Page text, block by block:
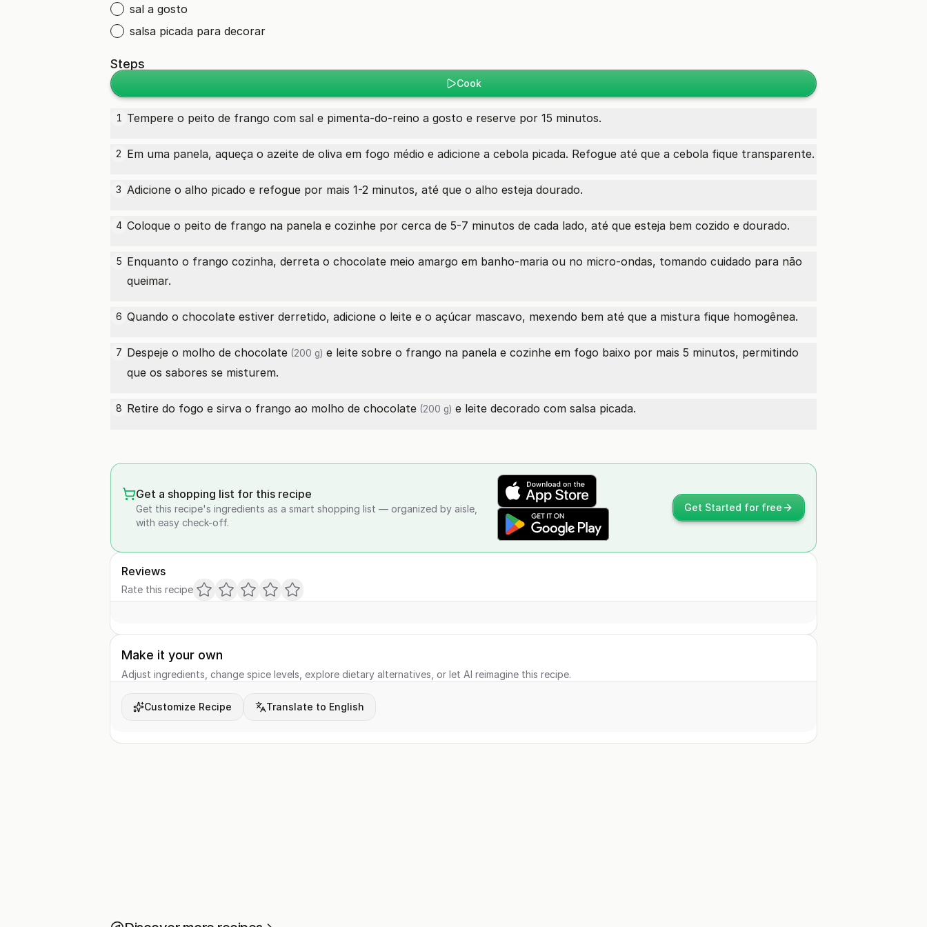
sal a gosto
salsa picada para decorar
Steps
Cook
1 Tempere o peito de frango com sal e pimenta-do-reino a gosto e reserve por 15 minutos.
2 Em uma panela, aqueça o azeite de oliva em fogo médio e adicione a cebola picada. Refogue até que a cebola fique transparente.
3 Adicione o alho picado e refogue por mais 1-2 minutos, até que o alho esteja dourado.
4 Coloque o peito de frango na panela e cozinhe por cerca de 5-7 minutos de cada lado, até que esteja bem cozido e dourado.
5 Enquanto o frango cozinha, derreta o chocolate meio amargo em banho-maria ou no micro-ondas, tomando cuidado para não
queimar.
6 Quando o chocolate estiver derretido, adicione o leite e o açúcar mascavo, mexendo bem até que a mistura fique homogênea.
7 Despeje o molho de chocolate (200 g) e leite sobre o frango na panela e cozinhe em fogo baixo por mais 5 minutos, permitindo
que os sabores se misturem.
8 Retire do fogo e sirva o frango ao molho de chocolate (200 g) e leite decorado com salsa picada.
Get a shopping list for this recipe
Get this recipe's ingredients as a smart shopping list — organized by aisle,
with easy check-off.
Get Started for free
Reviews
Rate this recipe
Make it your own
Adjust ingredients, change spice levels, explore dietary alternatives, or let AI reimagine this recipe.
Customize Recipe Translate to English